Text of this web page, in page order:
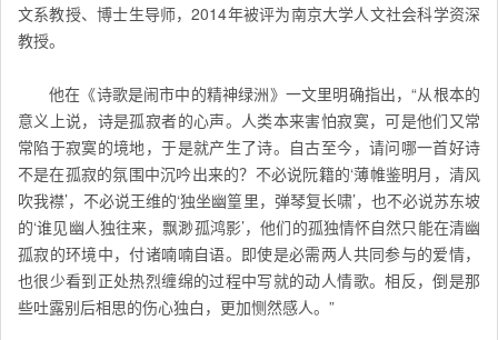
文系教授、博士生导师，2014年被评为南京大学人文社会科学资深
教授。
他在《诗歌是闹市中的精神绿洲》一文里明确指出，“从根本的
意义上说，诗是孤寂者的心声。人类本来害怕寂寞，可是他们又常
常陷于寂寞的境地，于是就产生了诗。自古至今，请问哪一首好诗
不是在孤寂的氛围中沉吟出来的？不必说阮籍的‘薄帷鉴明月，清风
吹我襟’，不必说王维的‘独坐幽篁里，弹琴复长啸’，也不必说苏东坡
的‘谁见幽人独往来，飘渺孤鸿影’，他们的孤独情怀自然只能在清幽
孤寂的环境中，付诸喃喃自语。即使是必需两人共同参与的爱情，
也很少看到正处热烈缠绵的过程中写就的动人情歌。相反，倒是那
些吐露别后相思的伤心独白，更加恻然感人。”